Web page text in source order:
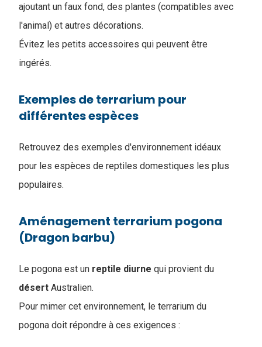
ajoutant un faux fond, des plantes (compatibles avec
l'animal) et autres décorations.
Évitez les petits accessoires qui peuvent être
ingérés.
Exemples de terrarium pour
différentes espèces
Retrouvez des exemples d'environnement idéaux
pour les espèces de reptiles domestiques les plus
populaires.
Aménagement terrarium pogona
(Dragon barbu)
Le pogona est un reptile diurne qui provient du
désert Australien.
Pour mimer cet environnement, le terrarium du
pogona doit répondre à ces exigences :